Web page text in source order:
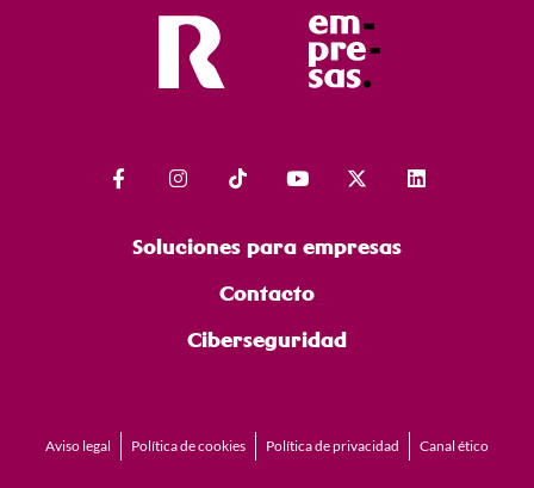
Soluciones para empresas
Contacto
Ciberseguridad
Aviso legal Política de cookies Política de privacidad Canal ético